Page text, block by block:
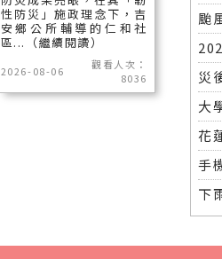
性防災」施政理念下，吉
安鄉公所輔導的仁和社
區...（繼續閱讀）
2026-08-06
觀看人次：
8036
下